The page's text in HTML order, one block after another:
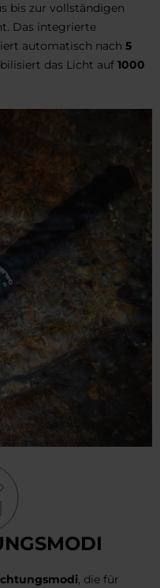
bis zur vollständigen
Das integrierte
automatisch nach 5
das Licht auf 1000
, die für